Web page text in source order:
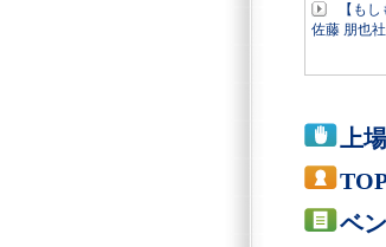
【も
佐藤 朋也
上
ベ